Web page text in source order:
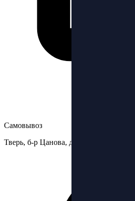
Самовывоз
Тверь, б-р Цанова, д.6стр3, ТЦ